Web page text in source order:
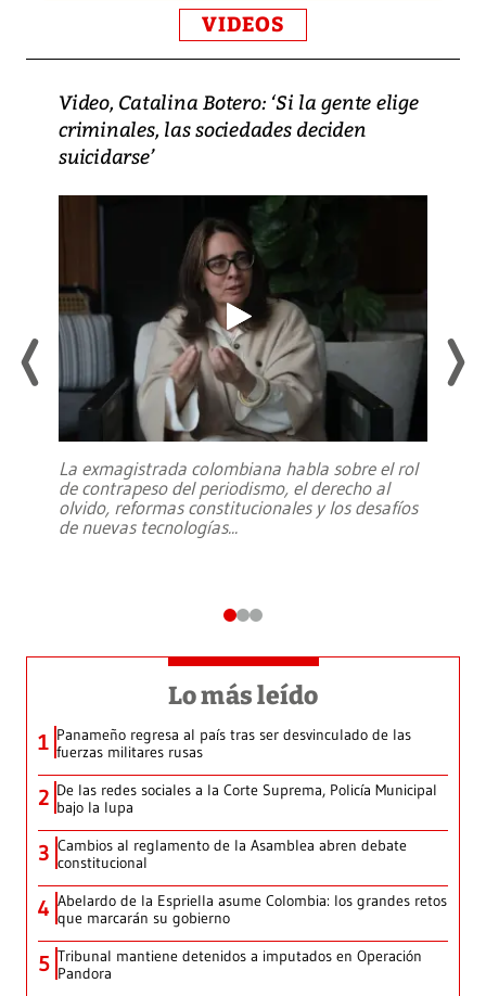
VIDEOS
Video, Catalina Botero: ‘Si la gente elige
criminales, las sociedades deciden
suicidarse’
La exmagistrada colombiana habla sobre el rol
de contrapeso del periodismo, el derecho al
olvido, reformas constitucionales y los desafíos
de nuevas tecnologías...
Lo más leído
1 Panameño regresa al país tras ser desvinculado de las
fuerzas militares rusas
2 De las redes sociales a la Corte Suprema, Policía Municipal
bajo la lupa
3 Cambios al reglamento de la Asamblea abren debate
constitucional
4 Abelardo de la Espriella asume Colombia: los grandes retos
que marcarán su gobierno
5 Tribunal mantiene detenidos a imputados en Operación
Pandora